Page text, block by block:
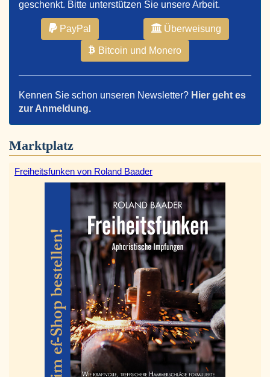
geschenkt. Bitte unterstützen Sie unsere Arbeit.
PayPal Überweisung
Bitcoin und Monero
Kennen Sie schon unseren Newsletter? Hier geht es
zur Anmeldung.
Marktplatz
Freiheitsfunken von Roland Baader